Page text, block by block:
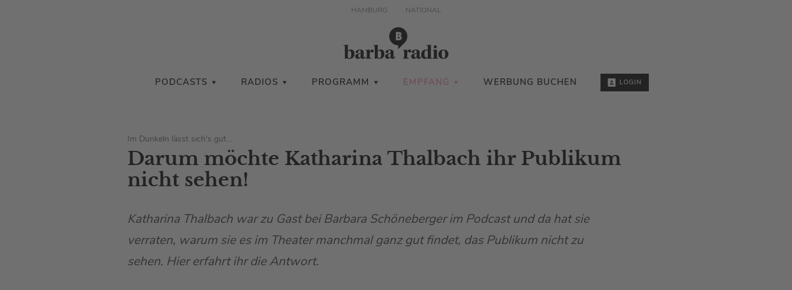
HAMBURG NATIONAL
PODCASTS RADIOS PROGRAMM EMPFANG WERBUNG BUCHEN LOGIN
Im Dunkeln lässt sich's gut…
Darum möchte Katharina Thalbach ihr Publikum
nicht sehen!
Katharina Thalbach war zu Gast bei Barbara Schöneberger im Podcast und da hat sie
verraten, warum sie es im Theater manchmal ganz gut findet, das Publikum nicht zu
sehen. Hier erfahrt ihr die Antwort.